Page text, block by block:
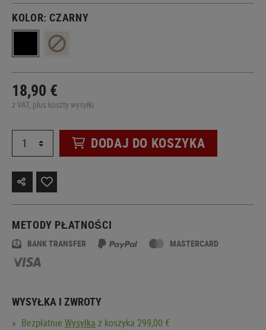
KOLOR: CZARNY
18,90 €
z VAT, plus koszty wysyłki
DODAJ DO KOSZYKA
METODY PŁATNOŚCI
BANK TRANSFER MASTERCARD
WYSYŁKA I ZWROTY
Bezpłatnie Wysyłka z koszyka 299,00 €